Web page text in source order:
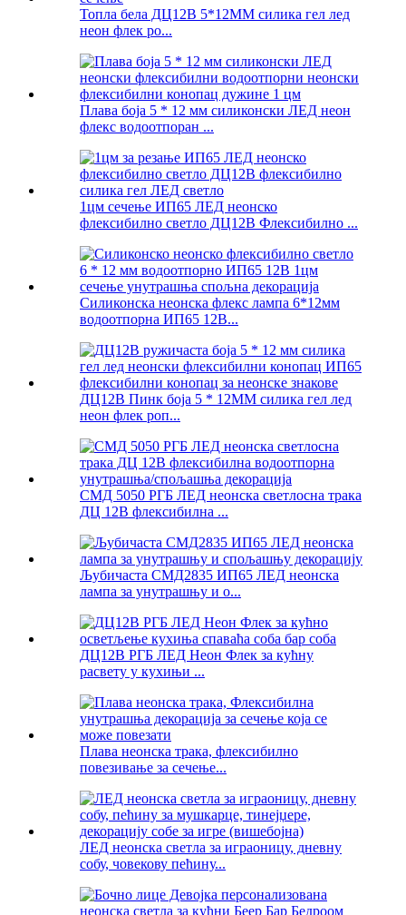
Топла бела ДЦ12В 5*12ММ силика гел лед
неон флек ро...
Плава боја 5 * 12 мм силиконски ЛЕД неон
флекс водоотпоран ...
1цм сечење ИП65 ЛЕД неонско
флексибилно светло ДЦ12В Флексибилно ...
Силиконска неонска флекс лампа 6*12мм
водоотпорна ИП65 12В...
ДЦ12В Пинк боја 5 * 12ММ силика гел лед
неон флек роп...
СМД 5050 РГБ ЛЕД неонска светлосна трака
ДЦ 12В флексибилна ...
Љубичаста СМД2835 ИП65 ЛЕД неонска
лампа за унутрашњу и о...
ДЦ12В РГБ ЛЕД Неон Флек за кућну
расвету у кухињи ...
Плава неонска трака, флексибилно
повезивање за сечење...
ЛЕД неонска светла за играоницу, дневну
собу, човекову пећину...